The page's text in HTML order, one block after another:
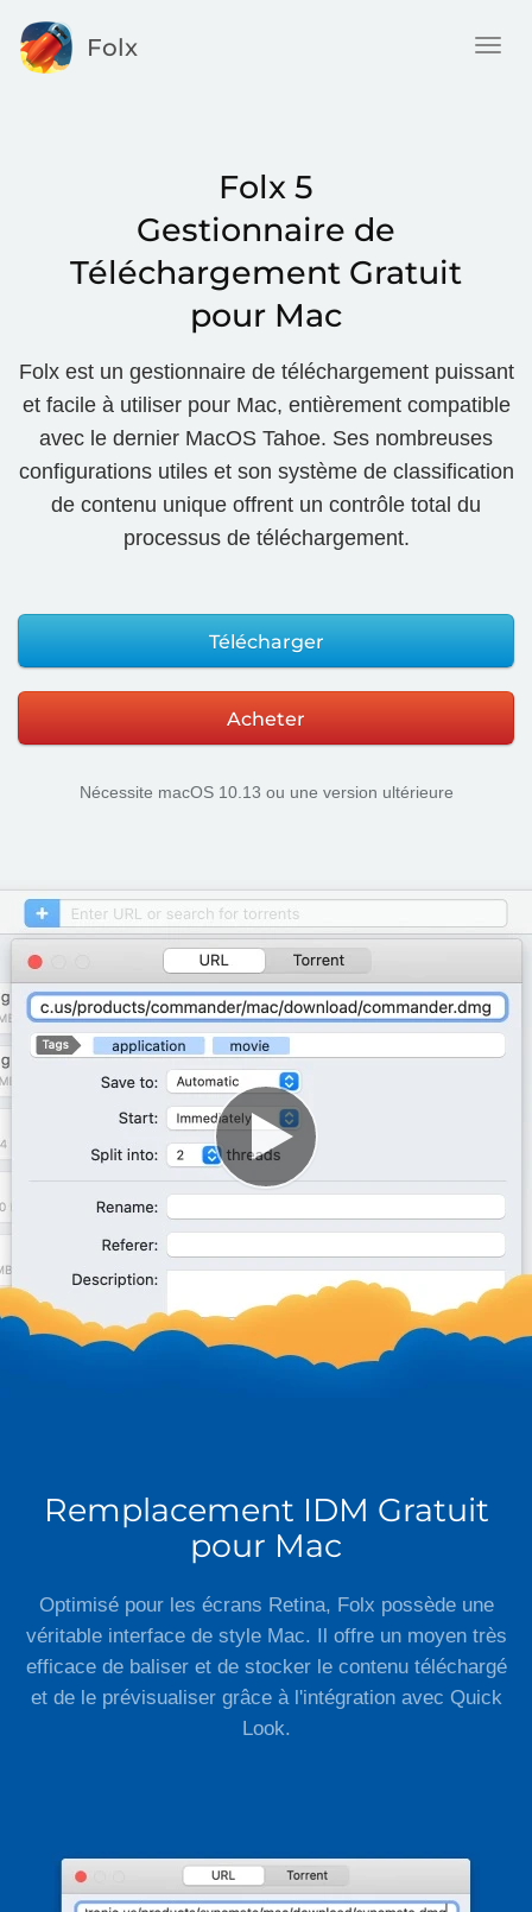
Folx
Folx 5
Gestionnaire de
Téléchargement Gratuit
pour Mac
Folx est un gestionnaire de téléchargement puissant
et facile à utiliser pour Mac, entièrement compatible
avec le dernier MacOS Tahoe. Ses nombreuses
configurations utiles et son système de classification
de contenu unique offrent un contrôle total du
processus de téléchargement.
Télécharger
Acheter
Nécessite macOS 10.13 ou une version ultérieure
Remplacement IDM Gratuit
pour Mac
Optimisé pour les écrans Retina, Folx possède une
véritable interface de style Mac. Il offre un moyen très
efficace de baliser et de stocker le contenu téléchargé
et de le prévisualiser grâce à l'intégration avec Quick
Look.